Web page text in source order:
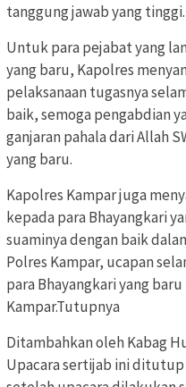
tanggung jawab yang tinggi.
Untuk para pejabat yang
yang baru, Kapolres
pelaksanaan tugasnya
baik, semoga pengabdian
ganjaran pahala dari Allah
yang baru.
Kapolres Kampar juga
kepada para Bhayangkari
suaminya dengan baik
Polres Kampar, ucapan
para Bhayangkari yang
Kampar.Tutupnya
Ditambahkan oleh Kabag
Upacara sertijab ini ditutup